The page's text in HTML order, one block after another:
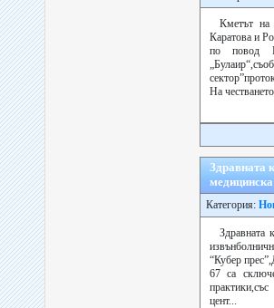
Кметът на
Каратова и
по повод
На
Здравната
Категория:
Здравната
“Кубер
67 са
цент...